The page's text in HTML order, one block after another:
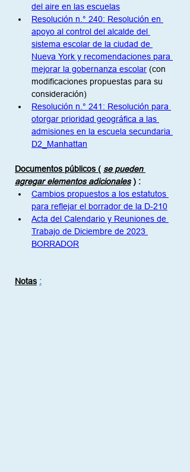
del aire en las escuelas
Resolución n.° 240: Resolución en
apoyo al control del alcalde del
sistema escolar de la ciudad de
Nueva York y recomendaciones para
mejorar la gobernanza escolar (con
modificaciones propuestas para su
consideración)
Resolución n.° 241: Resolución para
otorgar prioridad geográfica a las
admisiones en la escuela secundaria
D2_Manhattan
Documentos públicos ( se pueden
agregar elementos adicionales ) :
Cambios propuestos a los estatutos
para reflejar el borrador de la D-210
Acta del Calendario y Reuniones de
Trabajo de Diciembre de 2023
BORRADOR
Notas :